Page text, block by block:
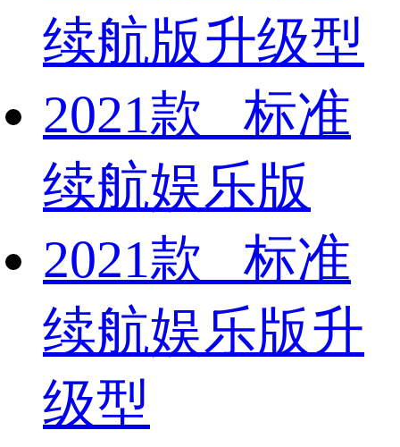
续航版升级型
2021款 标准
续航娱乐版
2021款 标准
续航娱乐版升
级型